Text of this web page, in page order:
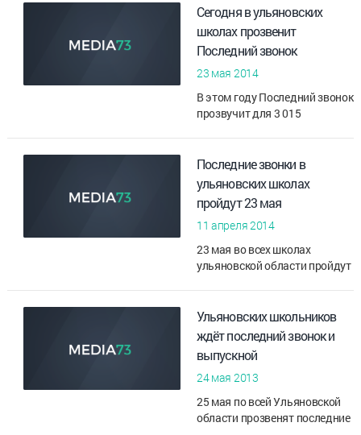
города Ульяновска. Он
сообщил о том, что на втором
э...
Сегодня в ульяновских
школах прозвенит
Последний звонок
23 мая 2014
В этом году Последний звонок
прозвучит для 3 015
ульяновских школ.
В этом день запланированы
торжествен...
Последние звонки в
ульяновских школах
пройдут 23 мая
11 апреля 2014
23 мая во всех школах
ульяновской области пройдут
отличника», а традиционный
праздник выпускников
«Взлетная полоса...
Ульяновских школьников
ждёт последний звонок и
выпускной
24 мая 2013
25 мая по всей Ульяновской
области прозвенят последние